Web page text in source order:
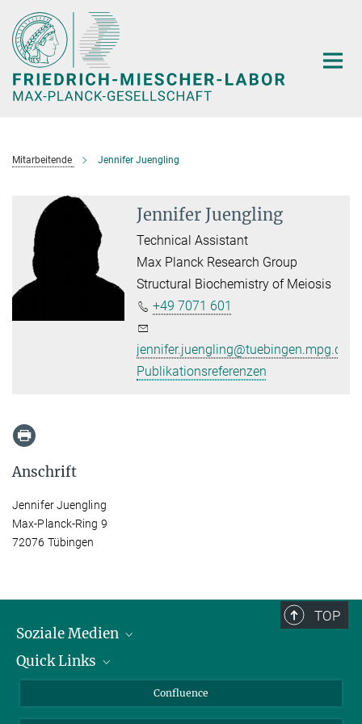
Hauptinhalt
Mitarbeitende Jennifer Juengling
Jennifer Juengling
Technical Assistant
Max Planck Research Group
Structural Biochemistry of Meiosis
+49 7071 601
jennifer.juengling@tuebingen.mpg.de
Publikationsreferenzen
Anschrift
Jennifer Juengling
Max-Planck-Ring 9
72076 Tübingen
TOP
Soziale Medien
LinkedIn
Quick Links
Über Tiere in der Forschung
Ihr Weg zu uns
Confluence